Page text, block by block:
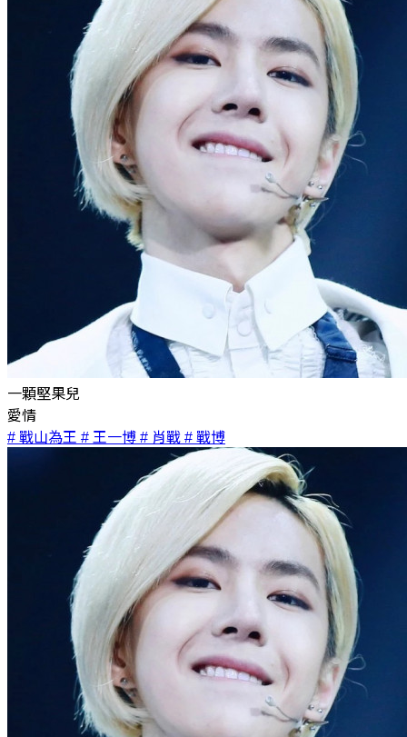
一顆堅果兒
愛情
# 戰山為王 # 王一博 # 肖戰 # 戰博